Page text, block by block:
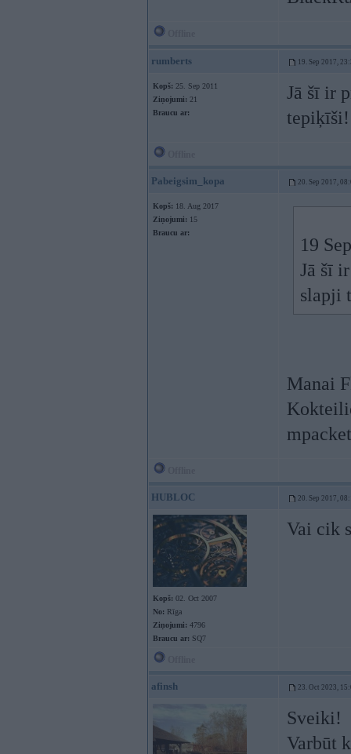
rumberts 19. Sep 2017,
Kopš: 25. Sep 2011
Ziņojumi: 21
Braucu ar:
Jā šī ir
tepiķīši!
Pabeigsim_kopa 20. Sep 2017,
Kopš: 18. Aug 2017
Ziņojumi: 15
Braucu ar:
19
Jā šī
slapji
Manai
HUBLOC 20. Sep 2017,
Kopš: 02. Oct 2007
No: Rīga
Ziņojumi: 4796
Braucu ar: SQ7
Vai cik
afinsh 23. Oct 2023,
Sveiki!
Varbūt